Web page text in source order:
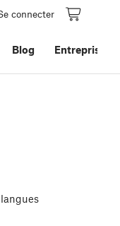
connecter
Blog Entreprise